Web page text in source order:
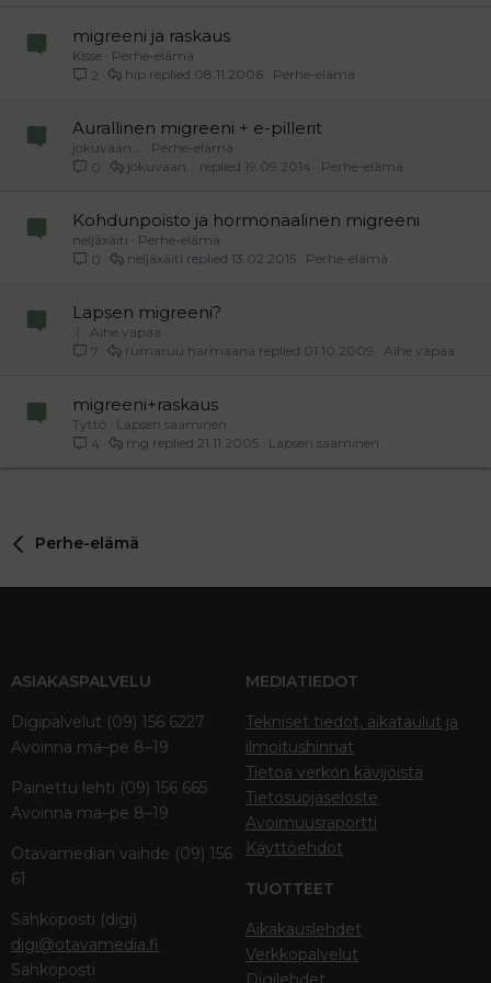
kertomaan minkälaista migreeniä sairastatte ja miten se
käyttäytyi raskautenne aikana.
migreeni ja raskaus
Kisse
Perhe-elämä
2
Perhe-elämä
08.11.2006
hip
Aurallinen migreeni + e-pillerit
jokuvaan...
Perhe-elämä
0
Perhe-elämä
19.09.2014
jokuvaan...
Kohdunpoisto ja hormonaalinen migreeni
neljäxäiti
Perhe-elämä
0
Perhe-elämä
13.02.2015
neljäxäiti
Lapsen migreeni?
:(
Aihe vapaa
7
Aihe vapaa
01.10.2009
rumaruu harmaana
migreeni+raskaus
Tyttö
Lapsen saaminen
4
Lapsen saaminen
21.11.2005
mg
Perhe-elämä
ASIAKASPALVELU
Digipalvelut (09) 156 6227
Avoinna ma–pe 8–19
Painettu lehti (09) 156 665
Avoinna ma–pe 8–19
Otavamedian vaihde (09) 156
61
Sähköposti (digi)
digi@otavamedia.fi
Sähköposti
MEDIATIEDOT
Tekniset tiedot, aikataulut ja
ilmoitushinnat
Tietoa verkon kävijöistä
Tietosuojaseloste
Avoimuusraportti
Käyttöehdot
TUOTTEET
Aikakauslehdet
Verkkopalvelut